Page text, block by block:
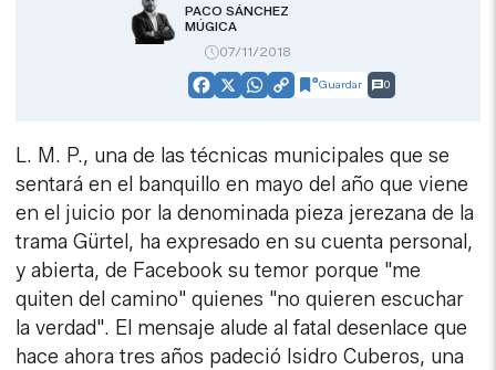
PACO SÁNCHEZ
MÚGICA
07/11/2018
Facebook
X WhatsApp
CopyGuardar 0
L. M. P., una de las técnicas municipales que se
sentará en el banquillo en mayo del año que viene
en el juicio por la denominada pieza jerezana de la
trama Gürtel, ha expresado en su cuenta personal,
y abierta, de Facebook su temor porque "me
quiten del camino" quienes "no quieren escuchar
la verdad". El mensaje alude al fatal desenlace que
hace ahora tres años padeció Isidro Cuberos, una